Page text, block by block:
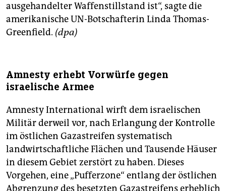
ausgehandelter Waffenstillstand ist“, sagte die
amerikanische UN-Botschafterin Linda Thomas-
Greenfield. (dpa)
Amnesty erhebt Vorwürfe gegen
israelische Armee
Amnesty International wirft dem israelischen
Militär derweil vor, nach Erlangung der Kontrolle
im östlichen Gazastreifen systematisch
landwirtschaftliche Flächen und Tausende Häuser
in diesem Gebiet zerstört zu haben. Dieses
Vorgehen, eine „Pufferzone“ entlang der östlichen
Abgrenzung des besetzten Gazastreifens erheblich